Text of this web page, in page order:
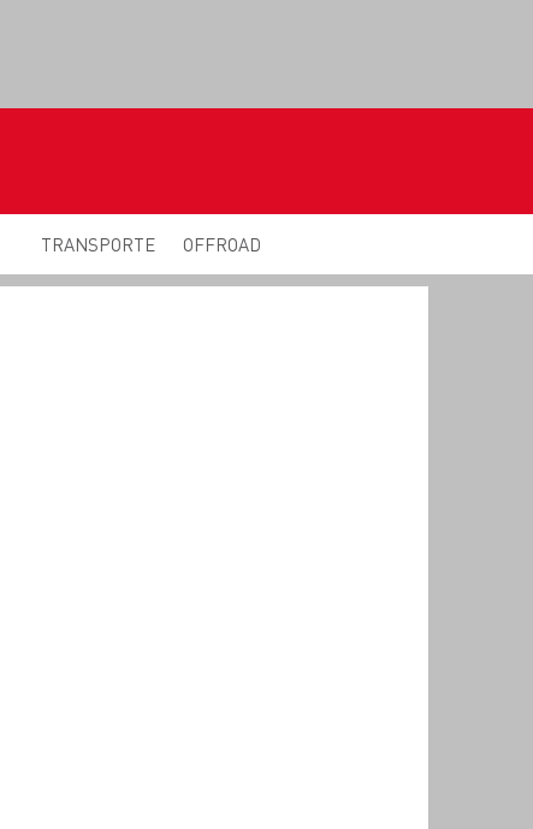
TRANSPORTE OFFROAD